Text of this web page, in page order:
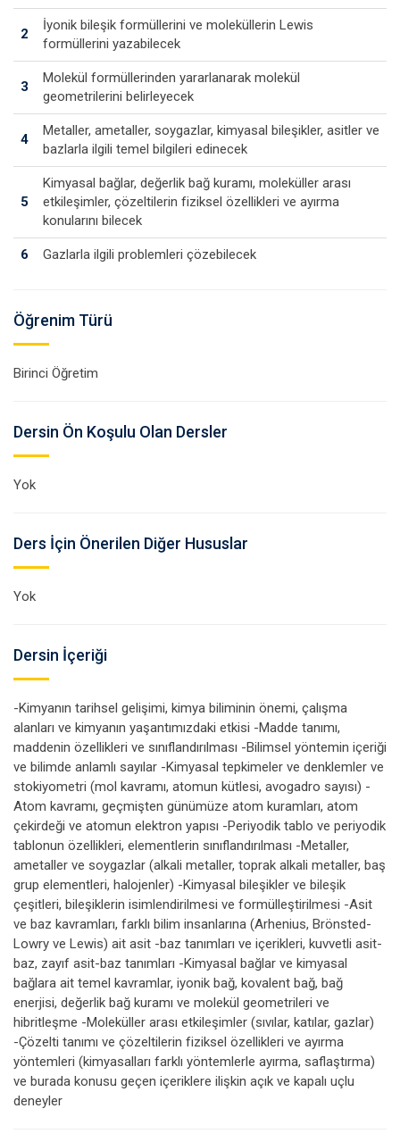
2
İyonik bileşik formüllerini ve moleküllerin Lewis
formüllerini yazabilecek
3
Molekül formüllerinden yararlanarak molekül
geometrilerini belirleyecek
4
Metaller, ametaller, soygazlar, kimyasal bileşikler, asitler ve
bazlarla ilgili temel bilgileri edinecek
5
Kimyasal bağlar, değerlik bağ kuramı, moleküller arası
etkileşimler, çözeltilerin fiziksel özellikleri ve ayırma
konularını bilecek
6 Gazlarla ilgili problemleri çözebilecek
Öğrenim Türü
Birinci Öğretim
Dersin Ön Koşulu Olan Dersler
Yok
Ders İçin Önerilen Diğer Hususlar
Yok
Dersin İçeriği
-Kimyanın tarihsel gelişimi, kimya biliminin önemi, çalışma
alanları ve kimyanın yaşantımızdaki etkisi -Madde tanımı,
maddenin özellikleri ve sınıflandırılması -Bilimsel yöntemin içeriği
ve bilimde anlamlı sayılar -Kimyasal tepkimeler ve denklemler ve
stokiyometri (mol kavramı, atomun kütlesi, avogadro sayısı) -
Atom kavramı, geçmişten günümüze atom kuramları, atom
çekirdeği ve atomun elektron yapısı -Periyodik tablo ve periyodik
tablonun özellikleri, elementlerin sınıflandırılması -Metaller,
ametaller ve soygazlar (alkali metaller, toprak alkali metaller, baş
grup elementleri, halojenler) -Kimyasal bileşikler ve bileşik
çeşitleri, bileşiklerin isimlendirilmesi ve formülleştirilmesi -Asit
ve baz kavramları, farklı bilim insanlarına (Arhenius, Brönsted-
Lowry ve Lewis) ait asit -baz tanımları ve içerikleri, kuvvetli asit-
baz, zayıf asit-baz tanımları -Kimyasal bağlar ve kimyasal
bağlara ait temel kavramlar, iyonik bağ, kovalent bağ, bağ
enerjisi, değerlik bağ kuramı ve molekül geometrileri ve
hibritleşme -Moleküller arası etkileşimler (sıvılar, katılar, gazlar)
-Çözelti tanımı ve çözeltilerin fiziksel özellikleri ve ayırma
yöntemleri (kimyasalları farklı yöntemlerle ayırma, saflaştırma)
ve burada konusu geçen içeriklere ilişkin açık ve kapalı uçlu
deneyler